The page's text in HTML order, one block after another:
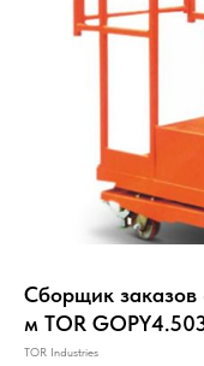
Сборщик заказов
м TOR
TOR Industries